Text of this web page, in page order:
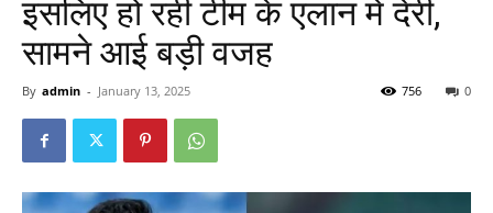
इसलिए हो रही टीम के एलान में देरी,
सामने आई बड़ी वजह
By admin - January 13, 2025 0
756